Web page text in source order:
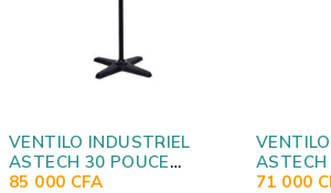
VENTILO INDUSTRIEL
ASTECH 30 POUCE
VP1030GDO
85 000 CFA
ASTECH
71 000